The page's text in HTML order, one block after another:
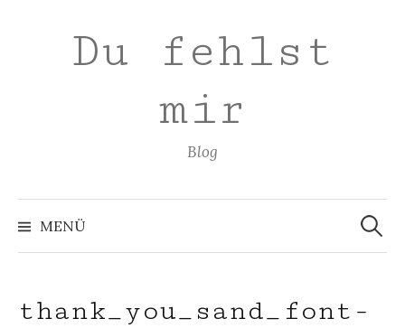
überspringenDu fehlst
mir
Blog
MENÜ
Suchen
nach:
thank_you_sand_font-